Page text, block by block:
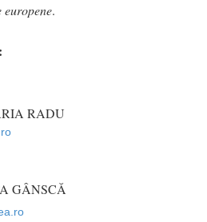
.
MARIA RADU
GÂNSCĂ